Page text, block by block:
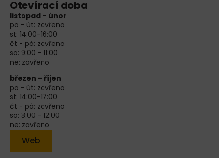
Otevírací doba
listopad – únor
po - út: zavřeno
st: 14:00-16:00
čt - pá: zavřeno
so: 9:00 - 11:00
ne: zavřeno
březen – říjen
po - út: zavřeno
st: 14:00-17:00
čt - pá: zavřeno
so: 8:00 - 12:00
ne: zavřeno
Web